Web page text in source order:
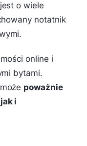
o wiele
notatnik
online i
bytami.
poważnie
i